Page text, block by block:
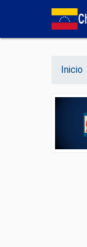
Salir del contenido
Inicio